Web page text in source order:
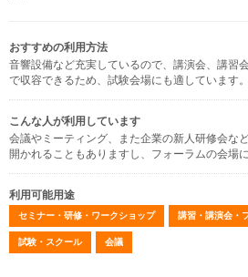
おすすめの利用方法
音響設備など充実しているので、講演会、講習
で収容できるため、試験会場にも適しています。
こんな人が利用しています
会議やミーティング、また企業の新人研修会な
開かれることもありますし、フォーラムの会場
利用可能用途
セミナー・研修・ワークショップ 講習・講演会・
試験・スクール 会議